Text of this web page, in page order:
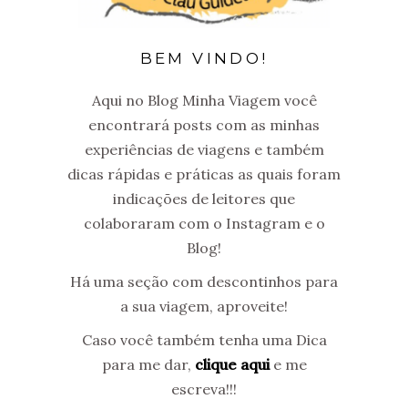
BEM VINDO!
Aqui no Blog Minha Viagem você
encontrará posts com as minhas
experiências de viagens e também
dicas rápidas e práticas as quais foram
indicações de leitores que
colaboraram com o Instagram e o
Blog!
Há uma seção com descontinhos para
a sua viagem, aproveite!
Caso você também tenha uma Dica
para me dar, clique aquie me
escreva!!!